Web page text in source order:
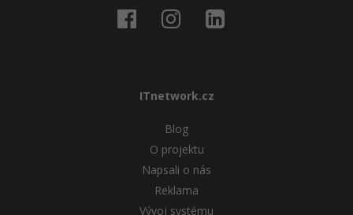
ITnetwork.cz
Blog
O projektu
Napsali o nás
Reklama
Vývoj systému